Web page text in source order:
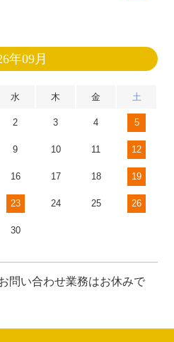
年09月
水 木 金 土
2 3 4 5
9 10 11 12
16 17 18 19
23 24 25 26
30
問い合わせ業務はお休みで